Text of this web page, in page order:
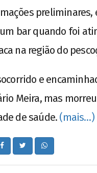
preliminares,
bar quando foi
na região do
e
Meira, mas
de saúde. (mais…)